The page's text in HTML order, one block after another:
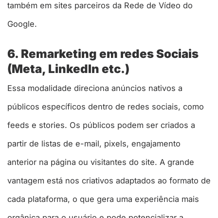
também em sites parceiros da Rede de Vídeo do
Google.
6. Remarketing em redes Sociais
(Meta, LinkedIn etc.)
Essa modalidade direciona anúncios nativos a
públicos específicos dentro de redes sociais, como
feeds e stories. Os públicos podem ser criados a
partir de listas de e-mail, pixels, engajamento
anterior na página ou visitantes do site. A grande
vantagem está nos criativos adaptados ao formato de
cada plataforma, o que gera uma experiência mais